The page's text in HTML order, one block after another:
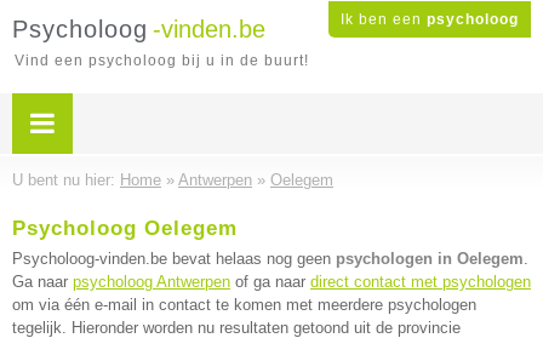
Ik ben een psycholoog
Psycholoog -vinden.be
Vind een psycholoog bij u in de buurt!
U bent nu hier: Home » Antwerpen » Oelegem
Psycholoog Oelegem
Psycholoog-vinden.be bevat helaas nog geen psychologen in Oelegem.
Ga naar psycholoog Antwerpen of ga naar direct contact met psychologen
om via één e-mail in contact te komen met meerdere psychologen
tegelijk. Hieronder worden nu resultaten getoond uit de provincie